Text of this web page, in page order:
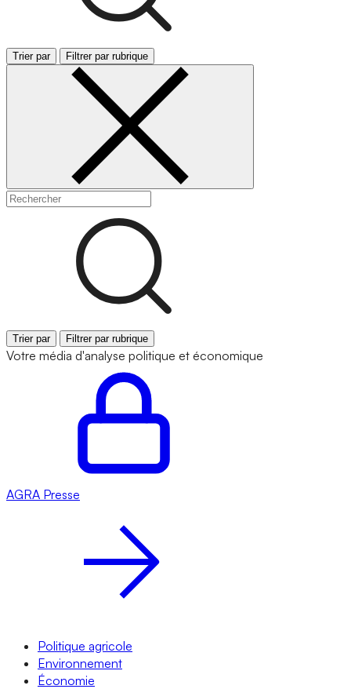
Trier par Filtrer par rubrique
Trier par Filtrer par rubrique
Votre média d'analyse politique et économique
AGRA Presse
Politique agricole
Environnement
Économie